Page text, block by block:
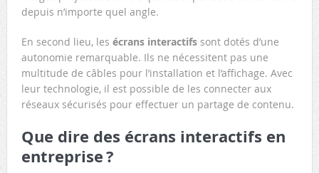
depuis n’importe quel angle.
En second lieu, les écrans interactifssont dotés d’une
autonomie remarquable. Ils ne nécessitent pas une
multitude de câbles pour l’installation et l’affichage. Avec
leur technologie, il est possible de les connecter aux
réseaux sécurisés pour effectuer un partage de contenu.
Que dire des écrans interactifs en
entreprise ?